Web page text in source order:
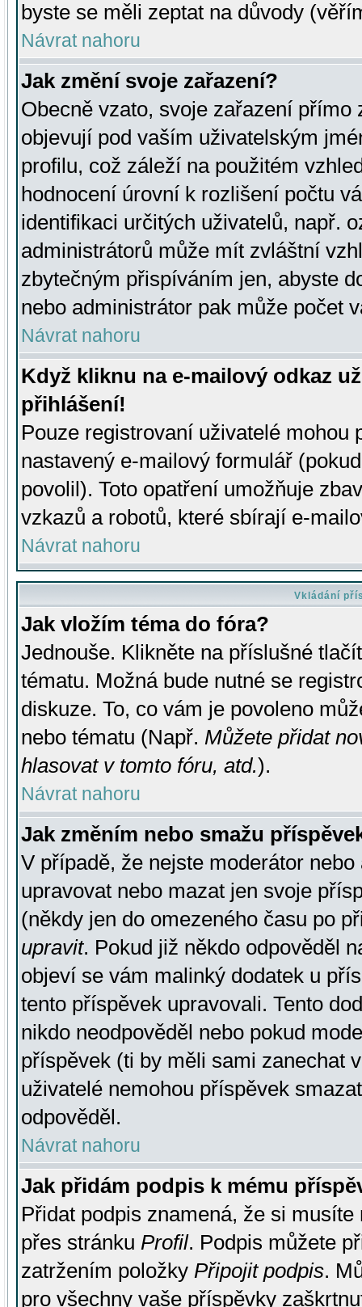
byste se měli zeptat na důvody
Návrat nahoru
Jak změní svoje zařazení?
Obecně vzato, svoje zařazení přímo
objevují pod vaším uživatelským
profilu, což záleží na použitém
hodnocení úrovní k rozlišení počtu
identifikaci určitých uživatelů, např.
administrátorů může mít zvláštní
zbytečným přispíváním jen, abyste
nebo administrátor pak může počet
Návrat nahoru
Když kliknu na e-mailový odkaz
přihlášení!
Pouze registrovaní uživatelé mohou
nastavený e-mailový formulář
povolil). Toto opatření umožňuje
vzkazů a robotů, které sbírají e-
Návrat nahoru
Vkládání
Jak vložím téma do fóra?
Jednouše. Klikněte na příslušné
tématu. Možná bude nutné se
diskuze. To, co vám je povoleno
nebo tématu (Např. Můžete přidat
hlasovat v tomto fóru, atd.).
Návrat nahoru
Jak změním nebo smažu
V případě, že nejste moderátor
upravovat nebo mazat jen svoje
(někdy jen do omezeného času po
upravit. Pokud již někdo odpověděl
objeví se vám malinký dodatek u
tento příspěvek upravovali. Tento
nikdo neodpověděl nebo pokud
příspěvek (ti by měli sami zanechat
uživatelé nemohou příspěvek
odpověděl.
Návrat nahoru
Jak přidám podpis k mému
Přidat podpis znamená, že si
přes stránku Profil. Podpis můžete
zatržením položky Připojit podpis.
pro všechny vaše příspěvky